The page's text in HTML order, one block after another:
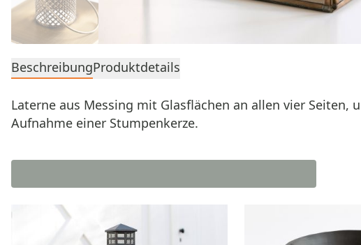
BeschreibungProduktdetails
Laterne aus Messing mit Glasflächen an allen vier
Aufnahme einer Stumpenkerze.